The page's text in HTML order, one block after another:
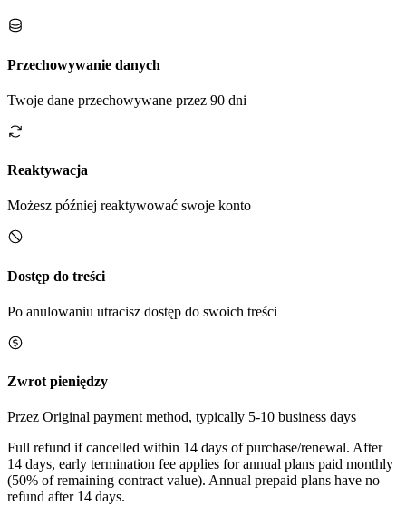
Przechowywanie danych
Twoje dane przechowywane przez 90 dni
Reaktywacja
Możesz później reaktywować swoje konto
Dostęp do treści
Po anulowaniu utracisz dostęp do swoich treści
Zwrot pieniędzy
Przez Original payment method, typically 5-10 business days
Full refund if cancelled within 14 days of purchase/renewal. After
14 days, early termination fee applies for annual plans paid monthly
(50% of remaining contract value). Annual prepaid plans have no
refund after 14 days.